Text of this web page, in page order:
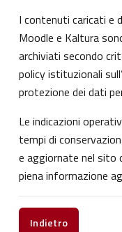
I contenuti caricati
Moodle e Kaltura
archiviati secondo
policy istituzionali
protezione dei dati
Le indicazioni
tempi di
e aggiornate nel sito
piena informazione
Indietro